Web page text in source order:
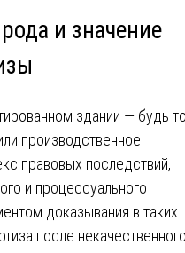
и значение
здании — будь то
производственное
правовых последствий,
и процессуального
доказывания в таких
после некачественного